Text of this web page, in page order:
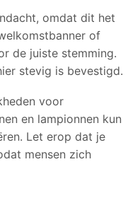
omdat dit het
of
de juiste stemming.
stevig is bevestigd.
voor
en lampionnen kun
Let erop dat je
mensen zich